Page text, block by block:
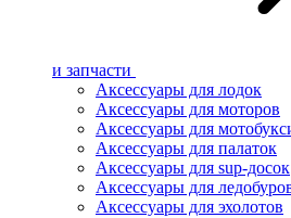
и запчасти
Аксессуары для лодок
Аксессуары для моторов
Аксессуары для
Аксессуары для палаток
Аксессуары для sup-досок
Аксессуары для
Аксессуары для эхолотов